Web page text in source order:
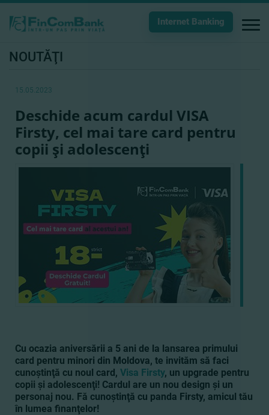
Internet Banking
NOUTĂŢI
15.05.2023
Deschide acum cardul VISA
Firsty, cel mai tare card pentru
copii şi adolescenţi
Cu ocazia aniversării a 5 ani de la lansarea primului
card pentru minori din Moldova, te invităm să faci
cunoştinţă cu noul card, Visa Firsty, un upgrade pentru
copii şi adolescenţi! Cardul are un nou design şi un
personaj nou. Fă cunoştinţă cu panda Firsty, amicul tău
în lumea finanţelor!